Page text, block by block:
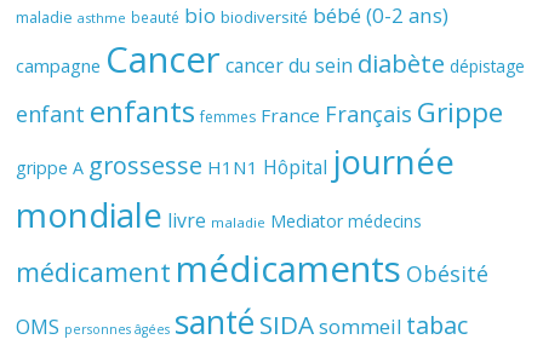
maladie asthme beauté bio biodiversité bébé (0-2 ans)
campagne Cancer cancer du sein diabète dépistage
enfant enfants femmes France Français Grippe
grippe A grossesse H1N1 Hôpital journée
mondiale livre maladie Mediator médecins
médicament médicaments Obésité
OMS personnes âgées santé SIDAsommeil tabac